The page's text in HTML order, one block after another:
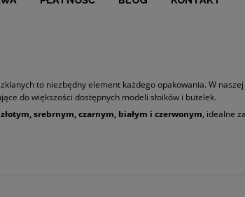
to niezbędny element każdego opakowania. W
do większości dostępnych modeli słoików i butelek.
złotym, srebrnym, czarnym, białym i czerwonym, idealne